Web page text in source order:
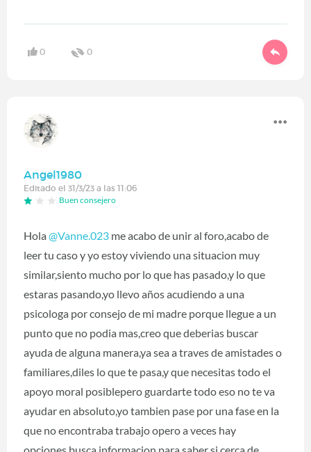
0 0
Angel1980
Editado el 31/3/23 a las 11:06
Buen consejero
Hola @Vanne.023 me acabo de unir al foro,acabo de
leer tu caso y yo estoy viviendo una situacion muy
similar,siento mucho por lo que has pasado,y lo que
estaras pasando,yo llevo años acudiendo a una
psicologa por consejo de mi madre porque llegue a un
punto que no podia mas,creo que deberias buscar
ayuda de alguna manera,ya sea a traves de amistades o
familiares,diles lo que te pasa,y que necesitas todo el
apoyo moral posiblepero guardarte todo eso no te va
ayudar en absoluto,yo tambien pase por una fase en la
que no encontraba trabajo opero a veces hay
opciones,busca informacion para saber si cerca de